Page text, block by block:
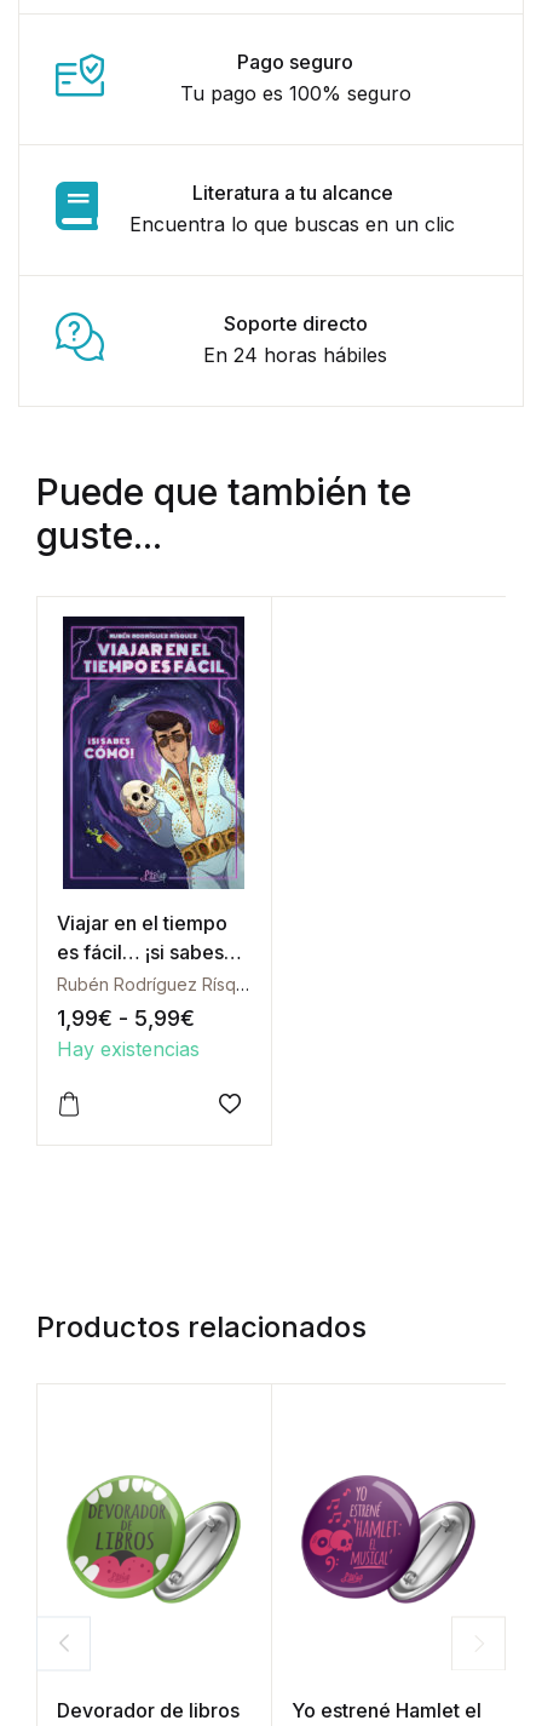
Pago seguro
Tu pago es 100% seguro
Literatura a tu alcance
Encuentra lo que buscas en un clic
Soporte directo
En 24 horas hábiles
Puede que también te
guste...
Viajar en el tiempo
es fácil… ¡si sabes
cómo!
Rubén Rodríguez Rísquez
1,99€ - 5,99€
Hay existencias
Este producto tiene múltiples variantes. Las
Añadir a la lista de deseos
Productos relacionados
Devorador de libros
Yo estrené Hamlet el